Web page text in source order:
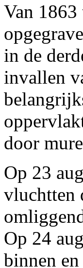
Van
in de
invallen
door
Op 23
vluchtten
Op 24
binnen